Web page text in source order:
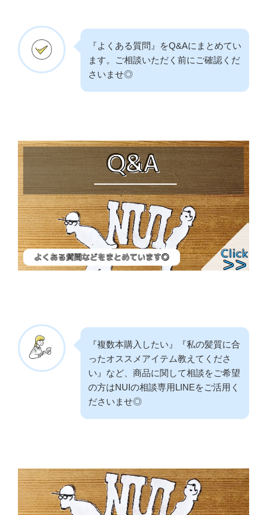
『よくある質問』をQ&Aにまとめてい
ます。ご相談いただく前にご確認くだ
さいませ◎
『複数本購入したい』『私の髪質に合
ったオススメアイテム教えてくださ
い』など、商品に関して相談をご希望
の方はNUIの相談専用LINEをご活用く
ださいませ◎